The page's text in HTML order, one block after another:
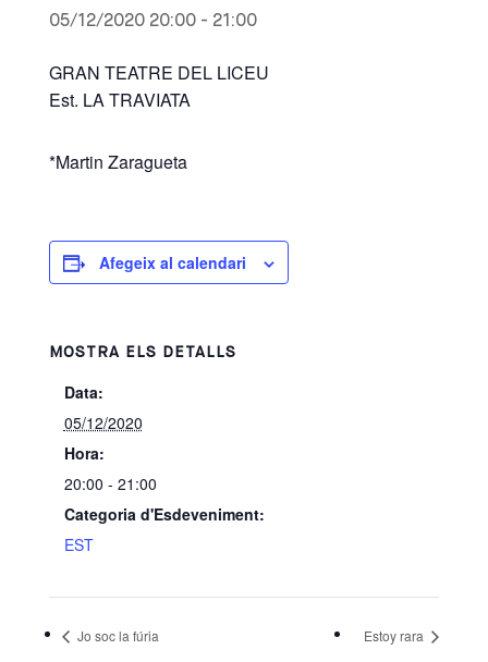
05/12/2020 20:00- 21:00
GRAN TEATRE DEL LICEU
Est. LA TRAVIATA
*Martin Zaragueta
Afegeix al calendari
MOSTRA ELS DETALLS
Data:
05/12/2020
Hora:
20:00 - 21:00
Categoria d'Esdeveniment:
EST
Jo soc la fúria Estoy rara